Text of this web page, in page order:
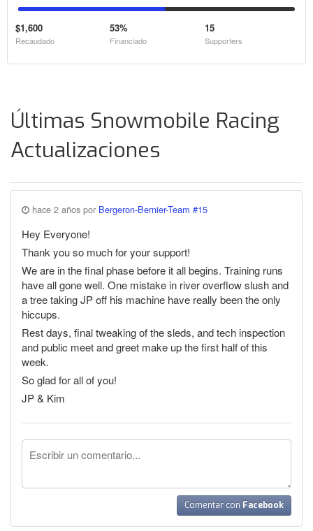
$1,600
Recaudado
53%
Financiado
15
Supporters
Últimas Snowmobile Racing
Actualizaciones
hace 2 años por Bergeron-Bernier-Team #15
Hey Everyone!
Thank you so much for your support!
We are in the final phase before it all begins. Training runs
have all gone well. One mistake in river overflow slush and
a tree taking JP off his machine have really been the only
hiccups.
Rest days, final tweaking of the sleds, and tech inspection
and public meet and greet make up the first half of this
week.
So glad for all of you!
JP & Kim
Comentar con Facebook